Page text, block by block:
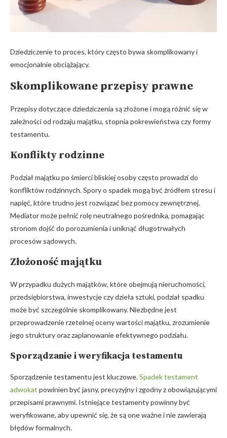
Dziedziczenie to proces, który często bywa skomplikowany i
emocjonalnie obciążający.
Skomplikowane przepisy prawne
Przepisy dotyczące dziedziczenia są złożone i mogą różnić się w
zależności od rodzaju majątku, stopnia pokrewieństwa czy formy
testamentu.
Konflikty rodzinne
Podział majątku po śmierci bliskiej osoby często prowadzi do
konfliktów rodzinnych. Spory o spadek mogą być źródłem stresu i
napięć, które trudno jest rozwiązać bez pomocy zewnętrznej.
Mediator może pełnić rolę neutralnego pośrednika, pomagając
stronom dojść do porozumienia i uniknąć długotrwałych
procesów sądowych.
Złożoność majątku
W przypadku dużych majątków, które obejmują nieruchomości,
przedsiębiorstwa, inwestycje czy dzieła sztuki, podział spadku
może być szczególnie skomplikowany. Niezbędne jest
przeprowadzenie rzetelnej oceny wartości majątku, zrozumienie
jego struktury oraz zaplanowanie efektywnego podziału.
Sporządzanie i weryfikacja testamentu
Sporządzenie testamentu jest kluczowe.Spadek testament
adwokat powinien być jasny, precyzyjny i zgodny z obowiązującymi
przepisami prawnymi. Istniejące testamenty powinny być
weryfikowane, aby upewnić się, że są one ważne i nie zawierają
błędów formalnych.